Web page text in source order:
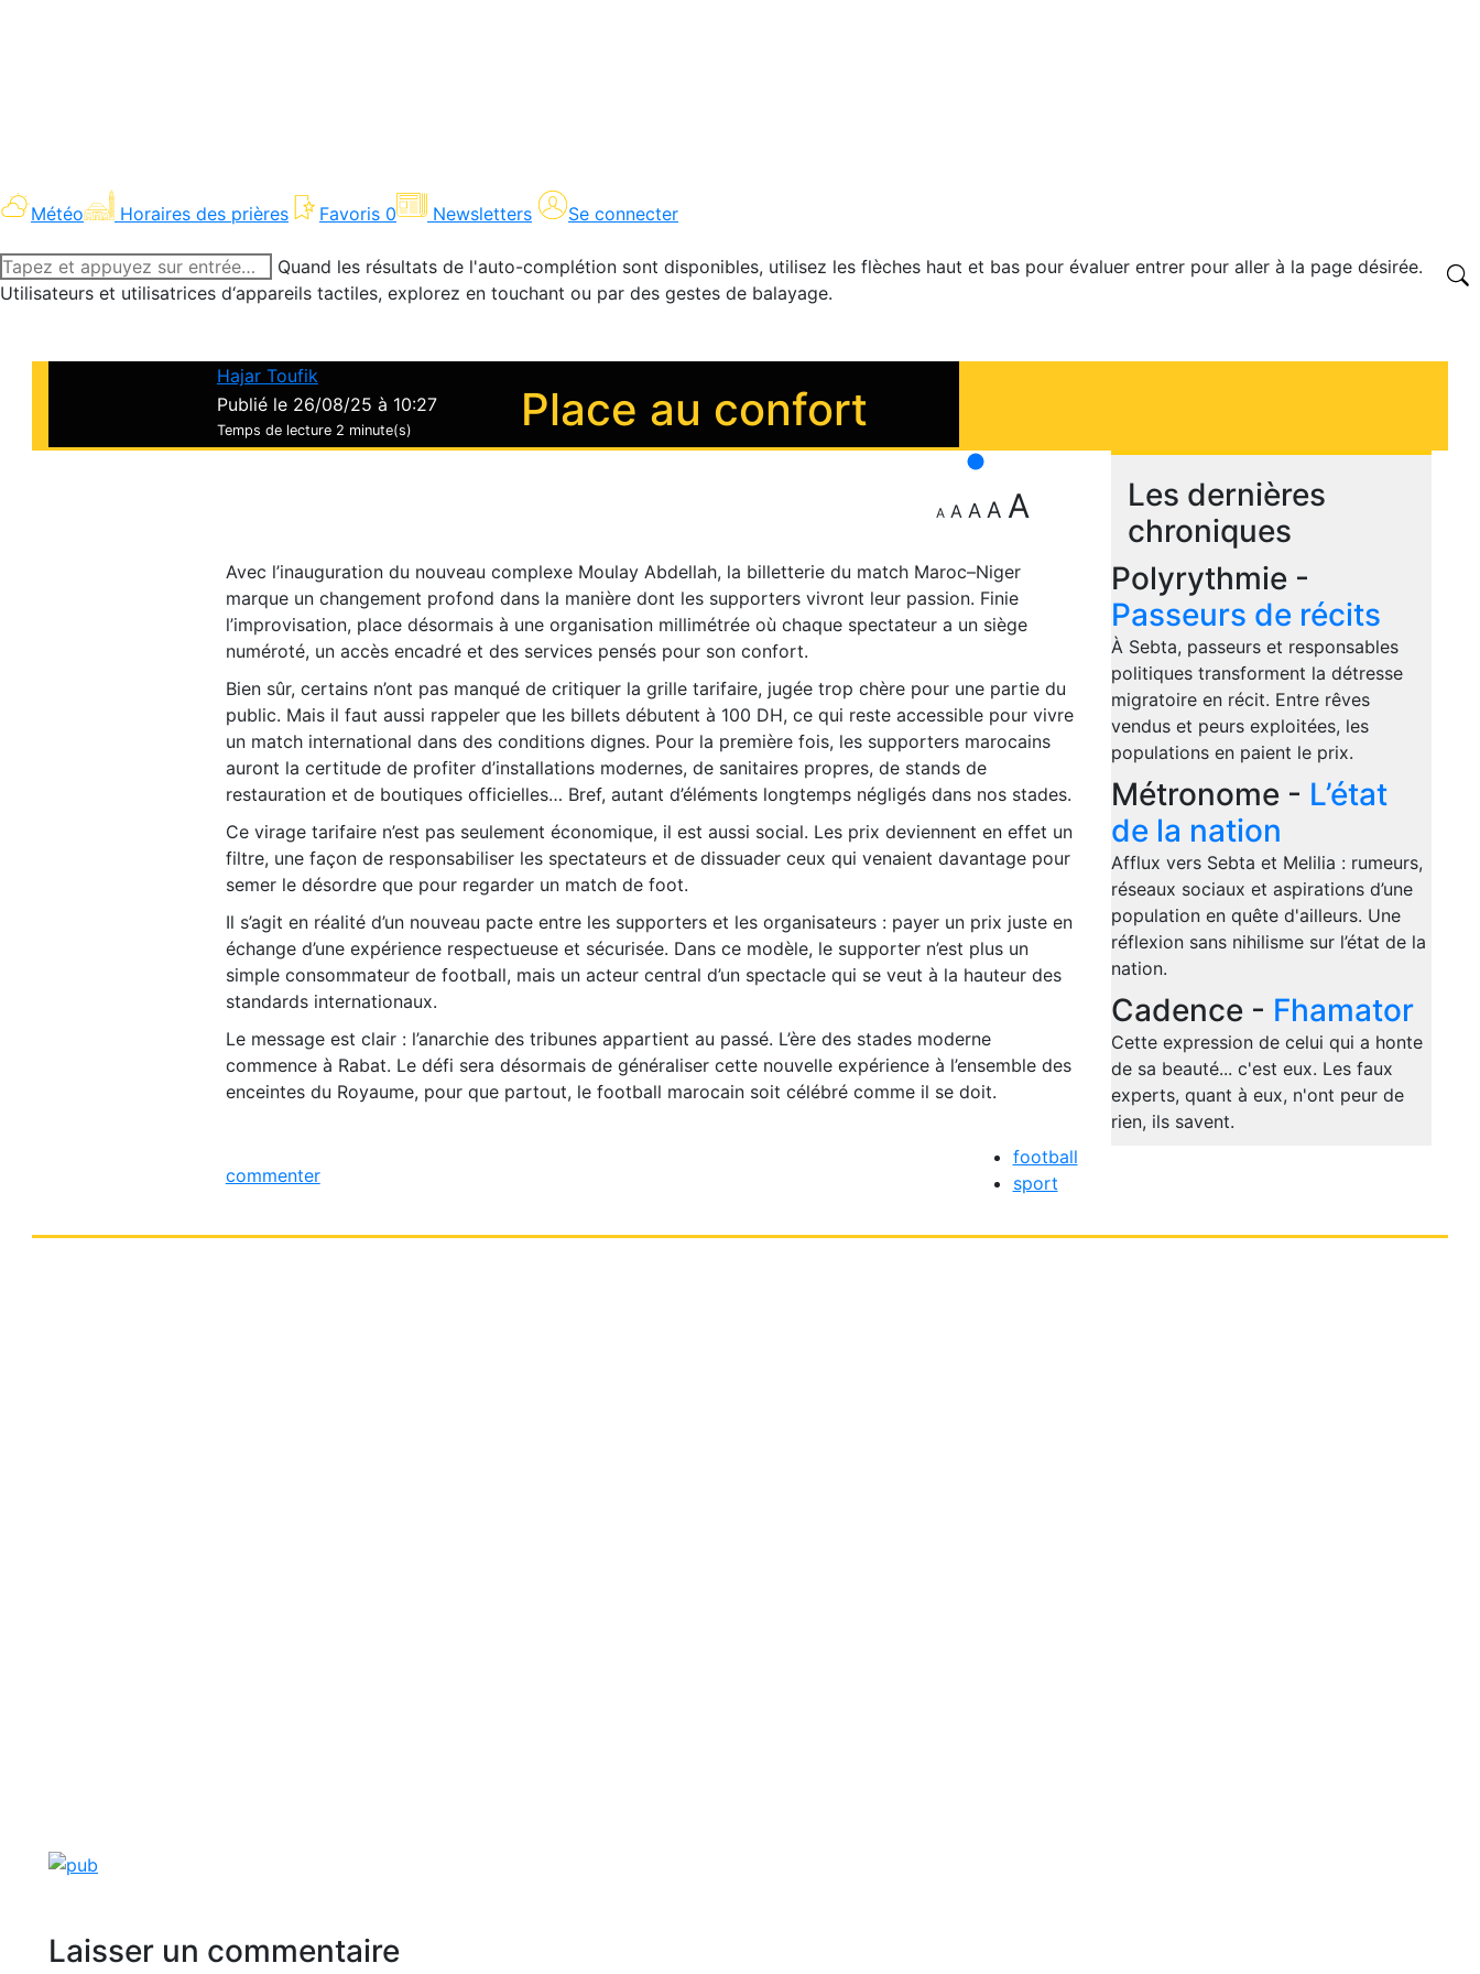
Météo Horaires des prières Favoris 0 Newsletters Se connecter
Recherche
:
Quand les résultats de l'auto-complétion sont disponibles, utilisez les flèches haut et bas pour évaluer entrer pour aller à la page désirée.
Utilisateurs et utilisatrices d‘appareils tactiles, explorez en touchant ou par des gestes de balayage.
Hajar Toufik
Publié le 26/08/25 à 10:27
Temps de lecture 2 minute(s) Place au confort
A A A A A
Avec l’inauguration du nouveau complexe Moulay Abdellah, la billetterie du match Maroc–Niger
marque un changement profond dans la manière dont les supporters vivront leur passion. Finie
l’improvisation, place désormais à une organisation millimétrée où chaque spectateur a un siège
numéroté, un accès encadré et des services pensés pour son confort.
Bien sûr, certains n’ont pas manqué de critiquer la grille tarifaire, jugée trop chère pour une partie du
public. Mais il faut aussi rappeler que les billets débutent à 100 DH, ce qui reste accessible pour vivre
un match international dans des conditions dignes. Pour la première fois, les supporters marocains
auront la certitude de profiter d’installations modernes, de sanitaires propres, de stands de
restauration et de boutiques officielles… Bref, autant d’éléments longtemps négligés dans nos stades.
Ce virage tarifaire n’est pas seulement économique, il est aussi social. Les prix deviennent en effet un
filtre, une façon de responsabiliser les spectateurs et de dissuader ceux qui venaient davantage pour
semer le désordre que pour regarder un match de foot.
Il s’agit en réalité d’un nouveau pacte entre les supporters et les organisateurs : payer un prix juste en
échange d’une expérience respectueuse et sécurisée. Dans ce modèle, le supporter n’est plus un
simple consommateur de football, mais un acteur central d’un spectacle qui se veut à la hauteur des
standards internationaux.
Le message est clair : l’anarchie des tribunes appartient au passé. L’ère des stades moderne
commence à Rabat. Le défi sera désormais de généraliser cette nouvelle expérience à l’ensemble des
enceintes du Royaume, pour que partout, le football marocain soit célébré comme il se doit.
commenter
football
sport
Les dernières
chroniques
Polyrythmie -
Passeurs de récits
À Sebta, passeurs et responsables
politiques transforment la détresse
migratoire en récit. Entre rêves
vendus et peurs exploitées, les
populations en paient le prix.
Métronome - L’état
de la nation
Afflux vers Sebta et Melilia : rumeurs,
réseaux sociaux et aspirations d’une
population en quête d'ailleurs. Une
réflexion sans nihilisme sur l’état de la
nation.
Cadence - Fhamator
Cette expression de celui qui a honte
de sa beauté... c'est eux. Les faux
experts, quant à eux, n'ont peur de
rien, ils savent.
Laisser un commentaire